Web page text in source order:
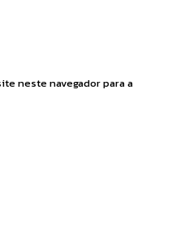
neste navegador para a